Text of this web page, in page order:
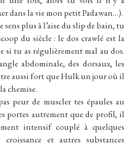
dans la vie mon petit Padawan…).
plus à l’aise du slip de bain, tu
du siècle : le dos crawlé est la
si tu as régulièrement mal au dos.
abdominale, des dorsaux, les
aussi fort que Hulk un jour où il
chemise.
peur de muscler tes épaules au
portes autrement que de profil, il
intensif couplé à quelques
et autres substances